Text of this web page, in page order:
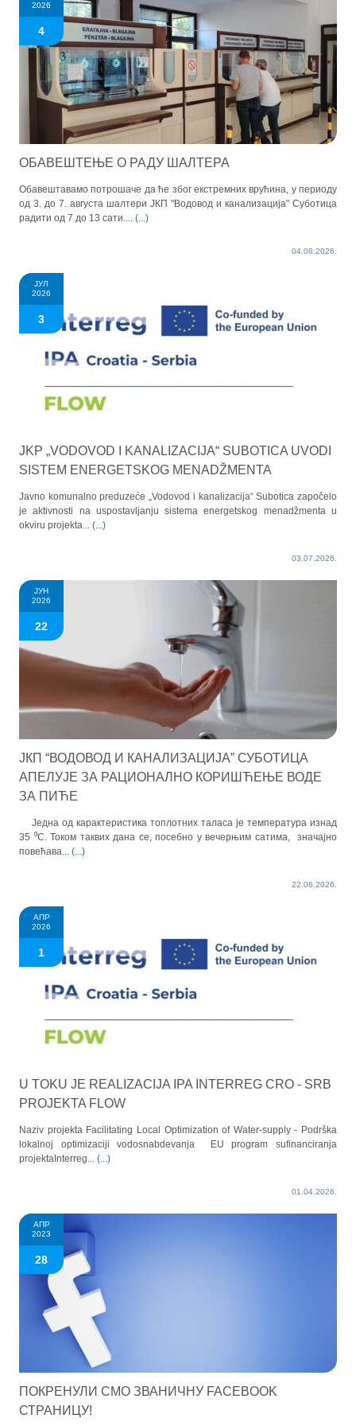
2026
4
ОБАВЕШТЕЊЕ О РАДУ ШАЛТЕРА
Обавештавамо потрошаче да ће због екстремних врућина, у периоду
од 3. до 7. августа шалтери ЈКП "Водовод и канализација" Суботица
радити од 7 до 13 сати.... (...)
04.08.2026.
ЈУЛ
2026
3
JKP „VODOVOD I KANALIZACIJA“ SUBOTICA UVODI
SISTEM ENERGETSKOG MENADŽMENTA
Javno komunalno preduzeće „Vodovod i kanalizacija“ Subotica započelo
je aktivnosti na uspostavljanju sistema energetskog menadžmenta u
okviru projekta... (...)
03.07.2026.
ЈУН
2026
22
ЈКП “ВОДОВОД И КАНАЛИЗАЦИЈА” СУБОТИЦА
АПЕЛУЈЕ ЗА РАЦИОНАЛНО КОРИШЋЕЊЕ ВОДЕ
ЗА ПИЋЕ
Једна од карактеристика топлотних таласа је температура изнад
35 ⁰C. Током таквих дана се, посебно у вечерњим сатима, значајно
повећава... (...)
22.06.2026.
АПР
2026
1
U TOKU JE REALIZACIJA IPA INTERREG CRO - SRB
PROJEKTA FLOW
Naziv projekta Facilitating Local Optimization of Water-supply - Podrška
lokalnoj optimizaciji vodosnabdevanja EU program sufinanciranja
projektaInterreg... (...)
01.04.2026.
АПР
2023
28
ПОКРЕНУЛИ СМО ЗВАНИЧНУ FACEBOOK
СТРАНИЦУ!